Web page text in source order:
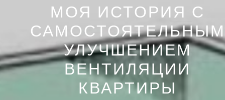
МОЯ ИСТОРИЯ С
САМОСТОЯТЕЛЬНЫМ
УЛУЧШЕНИЕМ
ВЕНТИЛЯЦИИ
КВАРТИРЫ